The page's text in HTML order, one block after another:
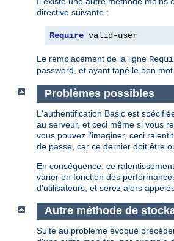
directive suivante :
Require valid-user
Le remplacement de la ligne
password, et ayant tapé le bon
Problèmes possibles
L'authentification Basic est
au serveur, et ceci même si vous
vous pouvez l'imaginer, ceci
de passe, car ce dernier doit être
En conséquence, ce
varier en fonction des
d'utilisateurs, et serez alors
Autre méthode de
Suite au problème évoqué